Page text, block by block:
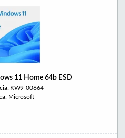
11 Home 64b ESD
KW9-00664
Microsoft